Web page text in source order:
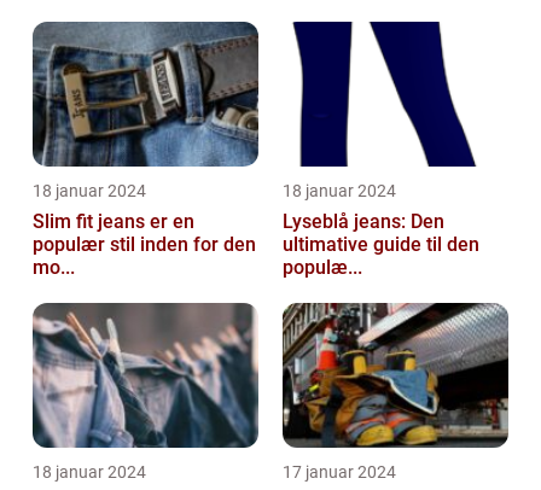
18 januar 2024
Slim fit jeans er en
populær stil inden for den
mo...
18 januar 2024
Lyseblå jeans: Den
ultimative guide til den
populæ...
18 januar 2024 17 januar 2024